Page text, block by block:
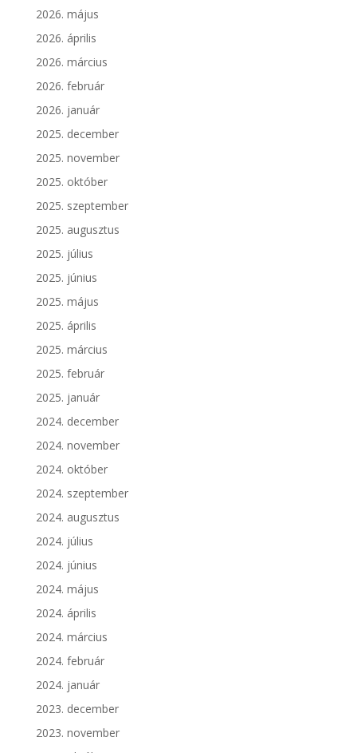
2026. május
2026. április
2026. március
2026. február
2026. január
2025. december
2025. november
2025. október
2025. szeptember
2025. augusztus
2025. július
2025. június
2025. május
2025. április
2025. március
2025. február
2025. január
2024. december
2024. november
2024. október
2024. szeptember
2024. augusztus
2024. július
2024. június
2024. május
2024. április
2024. március
2024. február
2024. január
2023. december
2023. november